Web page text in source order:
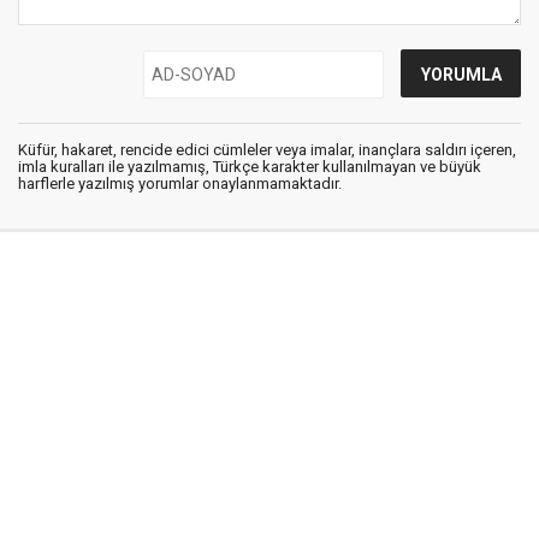
Küfür, hakaret, rencide edici cümleler veya imalar, inançlara saldırı içeren,
imla kuralları ile yazılmamış, Türkçe karakter kullanılmayan ve büyük
harflerle yazılmış yorumlar onaylanmamaktadır.